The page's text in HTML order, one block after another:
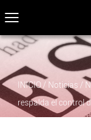
INICIO / Noticias /
respalda el control